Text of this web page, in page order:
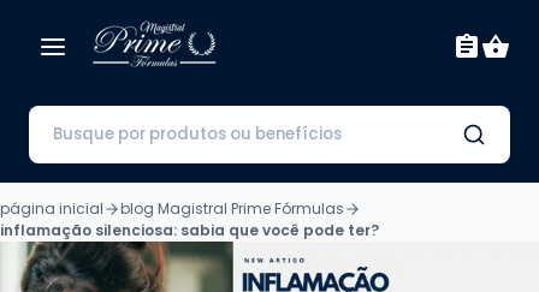
página inicial
blog Magistral Prime Fórmulas
inflamação silenciosa: sabia que você pode ter?